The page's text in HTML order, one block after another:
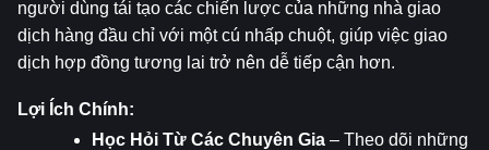
người dùng tái tạo các chiến lược của những nhà giao
dịch hàng đầu chỉ với một cú nhấp chuột, giúp việc giao
dịch hợp đồng tương lai trở nên dễ tiếp cận hơn.
Lợi Ích Chính:
Học Hỏi Từ Các Chuyên Gia – Theo dõi những